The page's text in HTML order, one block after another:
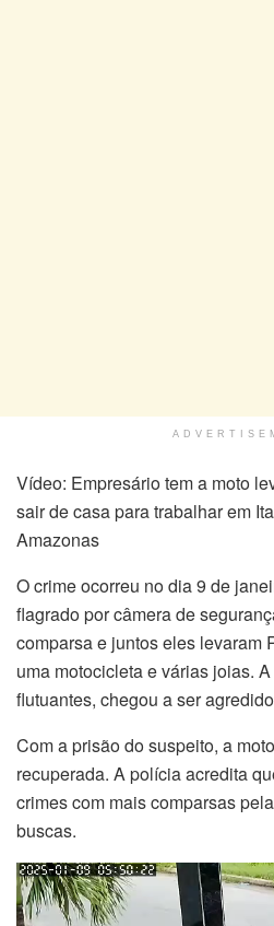
Vídeo: Empresário tem a moto
sair de casa para trabalhar em
Amazonas
O crime ocorreu no dia 9 de
flagrado por câmera de
comparsa e juntos eles levaram
uma motocicleta e várias joias.
flutuantes, chegou a ser
Com a prisão do suspeito, a
recuperada. A polícia acredita
crimes com mais comparsas
buscas.
Tocador
de